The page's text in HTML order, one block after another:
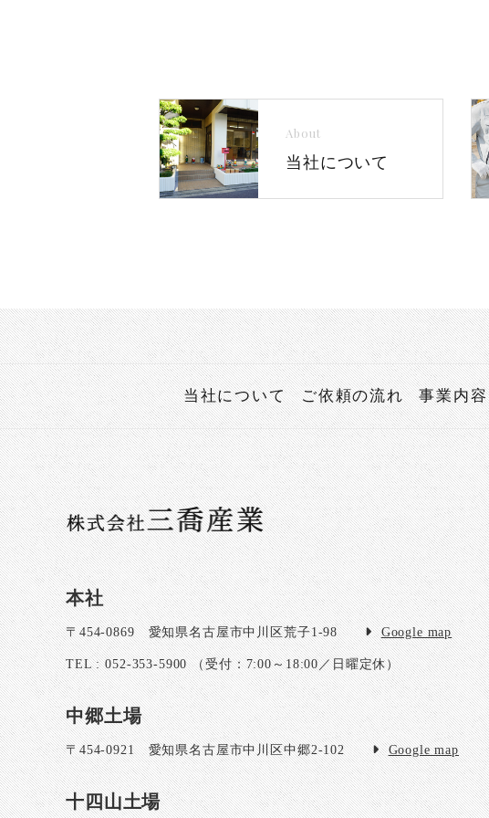
About
当社について
当社について ご依頼の流れ 事業内容
本社
〒454-0869愛知県名古屋市中川区荒子1-98 Google map
TEL : 052-353-5900 （受付：7:00～18:00／日曜定休）
中郷土場
〒454-0921愛知県名古屋市中川区中郷2-102 Google map
十四山土場